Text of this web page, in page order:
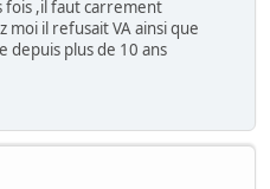
fois ,il faut carrement
moi il refusait VA ainsi que
depuis plus de 10 ans